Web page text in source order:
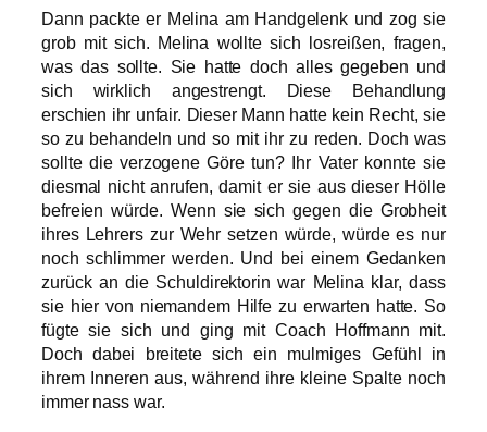
Dann packte er Melina am Handgelenk und zog sie
grob mit sich. Melina wollte sich losreißen, fragen,
was das sollte. Sie hatte doch alles gegeben und
sich wirklich angestrengt. Diese Behandlung
erschien ihr unfair. Dieser Mann hatte kein Recht, sie
so zu behandeln und so mit ihr zu reden. Doch was
sollte die verzogene Göre tun? Ihr Vater konnte sie
diesmal nicht anrufen, damit er sie aus dieser Hölle
befreien würde. Wenn sie sich gegen die Grobheit
ihres Lehrers zur Wehr setzen würde, würde es nur
noch schlimmer werden. Und bei einem Gedanken
zurück an die Schuldirektorin war Melina klar, dass
sie hier von niemandem Hilfe zu erwarten hatte. So
fügte sie sich und ging mit Coach Hoffmann mit.
Doch dabei breitete sich ein mulmiges Gefühl in
ihrem Inneren aus, während ihre kleine Spalte noch
immer nass war.